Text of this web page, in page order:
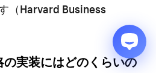
（Harvard Business
実装にはどのくらいの